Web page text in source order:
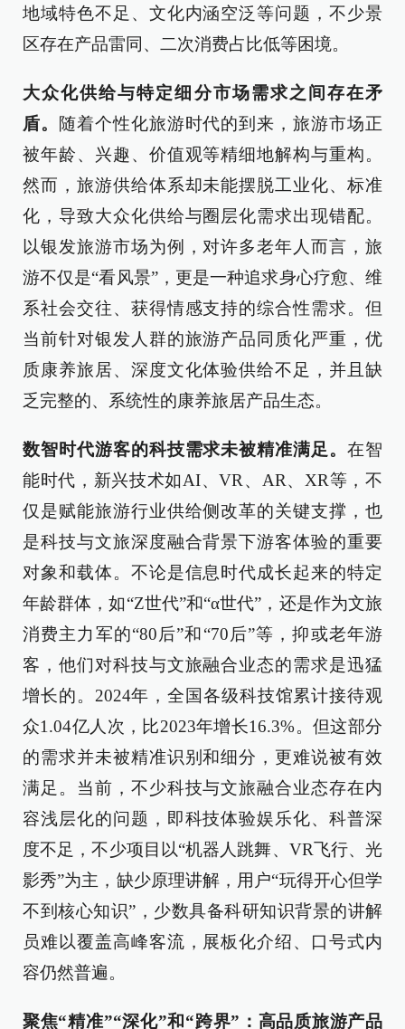
地域特色不足、文化内涵空泛等问题，不少景
区存在产品雷同、二次消费占比低等困境。
大众化供给与特定细分市场需求之间存在矛
盾。 随着个性化旅游时代的到来，旅游市场正
被年龄、兴趣、价值观等精细地解构与重构。
然而，旅游供给体系却未能摆脱工业化、标准
化，导致大众化供给与圈层化需求出现错配。
以银发旅游市场为例，对许多老年人而言，旅
游不仅是“看风景”，更是一种追求身心疗愈、维
系社会交往、获得情感支持的综合性需求。但
当前针对银发人群的旅游产品同质化严重，优
质康养旅居、深度文化体验供给不足，并且缺
乏完整的、系统性的康养旅居产品生态。
数智时代游客的科技需求未被精准满足。在智
能时代，新兴技术如AI、VR、AR、XR等，不
仅是赋能旅游行业供给侧改革的关键支撑，也
是科技与文旅深度融合背景下游客体验的重要
对象和载体。不论是信息时代成长起来的特定
年龄群体，如“Z世代”和“α世代”，还是作为文旅
消费主力军的“80后”和“70后”等，抑或老年游
客，他们对科技与文旅融合业态的需求是迅猛
增长的。2024年，全国各级科技馆累计接待观
众1.04亿人次，比2023年增长16.3%。但这部分
的需求并未被精准识别和细分，更难说被有效
满足。当前，不少科技与文旅融合业态存在内
容浅层化的问题，即科技体验娱乐化、科普深
度不足，不少项目以“机器人跳舞、VR飞行、光
影秀”为主，缺少原理讲解，用户“玩得开心但学
不到核心知识”，少数具备科研知识背景的讲解
员难以覆盖高峰客流，展板化介绍、口号式内
容仍然普遍。
聚焦“精准”“深化”和“跨界”：高品质旅游产品